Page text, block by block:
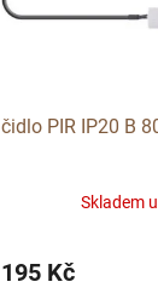
čidlo PIR IP20 B
Skladem
195 Kč